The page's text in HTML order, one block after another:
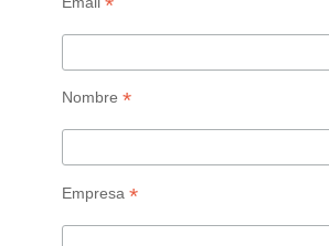
Nombre *
Empresa *